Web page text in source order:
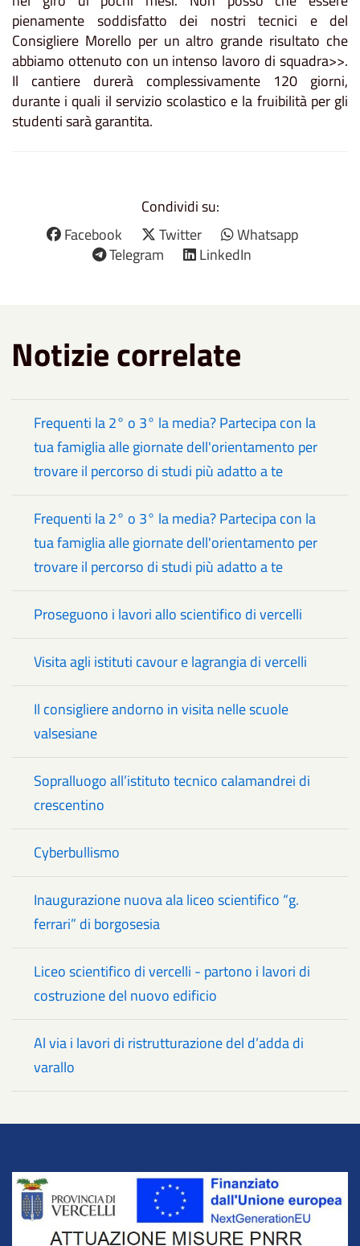
pienamente soddisfatto dei nostri tecnici e del
Consigliere Morello per un altro grande risultato che
abbiamo ottenuto con un intenso lavoro di squadra>>.
Il cantiere durerà complessivamente 120 giorni,
durante i quali il servizio scolastico e la fruibilità per gli
studenti sarà garantita.
Condividi su:
Facebook
Twitter
Whatsapp
Telegram
LinkedIn
Notizie correlate
Frequenti la 2° o 3° la media? Partecipa con la
tua famiglia alle giornate dell'orientamento per
trovare il percorso di studi più adatto a te
Frequenti la 2° o 3° la media? Partecipa con la
tua famiglia alle giornate dell'orientamento per
trovare il percorso di studi più adatto a te
Proseguono i lavori allo scientifico di vercelli
Visita agli istituti cavour e lagrangia di vercelli
Il consigliere andorno in visita nelle scuole
valsesiane
Sopralluogo all’istituto tecnico calamandrei di
crescentino
Cyberbullismo
Inaugurazione nuova ala liceo scientifico “g.
ferrari” di borgosesia
Liceo scientifico di vercelli - partono i lavori di
costruzione del nuovo edificio
Al via i lavori di ristrutturazione del d’adda di
varallo
Title